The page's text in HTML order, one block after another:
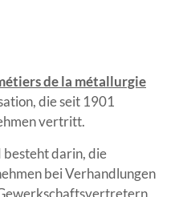
de la métallurgie
die seit 1901
vertritt.
darin, die
bei Verhandlungen